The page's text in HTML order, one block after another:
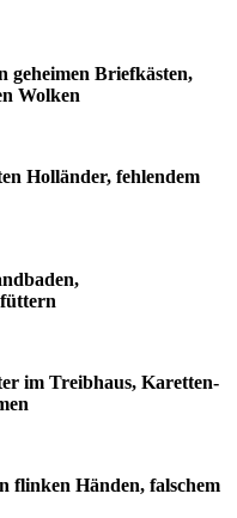
geheimen Briefkästen,
Wolken
Holländer, fehlendem
im Treibhaus, Karetten-
flinken Händen, falschem